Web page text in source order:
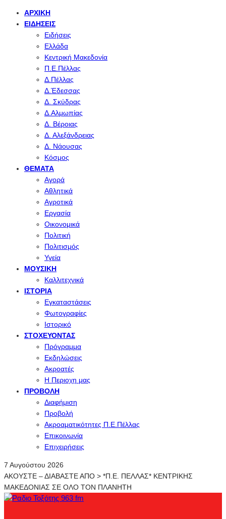
ΑΡΧΙΚΉ
ΕΙΔΉΣΕΙΣ
Ειδήσεις
Ελλάδα
Κεντρική Μακεδονία
Π.Ε.Πέλλας
Δ.Πέλλας
Δ.Έδεσσας
Δ. Σκύδρας
Δ.Αλμωπίας
Δ. Βέροιας
Δ. Αλεξάνδρειας
Δ. Νάουσας
Κόσμος
ΘΈΜΑΤΑ
Αγορά
Αθλητικά
Αγροτικά
Εργασία
Οικονομικά
Πολιτική
Πολιτισμός
Υγεία
ΜΟΥΣΙΚΉ
Καλλιτεχνικά
ΙΣΤΟΡΊΑ
Εγκαταστάσεις
Φωτογραφίες
Ιστορικό
ΣΤΟΧΕΎΟΝΤΑΣ
Πρόγραμμα
Εκδηλώσεις
Ακροατές
Η Περιοχη μας
ΠΡΟΒΟΛΉ
Διαφήμιση
Προβολή
Ακροαματικότητες Π.Ε.Πέλλας
Επικοινωνία
Επιχειρήσεις
7 Αυγούστου 2026
ΑΚΟΥΣΤΕ – ΔΙΑΒΑΣΤΕ ΑΠΟ > *Π.Ε. ΠΕΛΛΑΣ* ΚΕΝΤΡΙΚΗΣ
ΜΑΚΕΔΟΝΙΑΣ ΣΕ ΟΛΟ ΤΟΝ ΠΛΑΝΗΤΗ